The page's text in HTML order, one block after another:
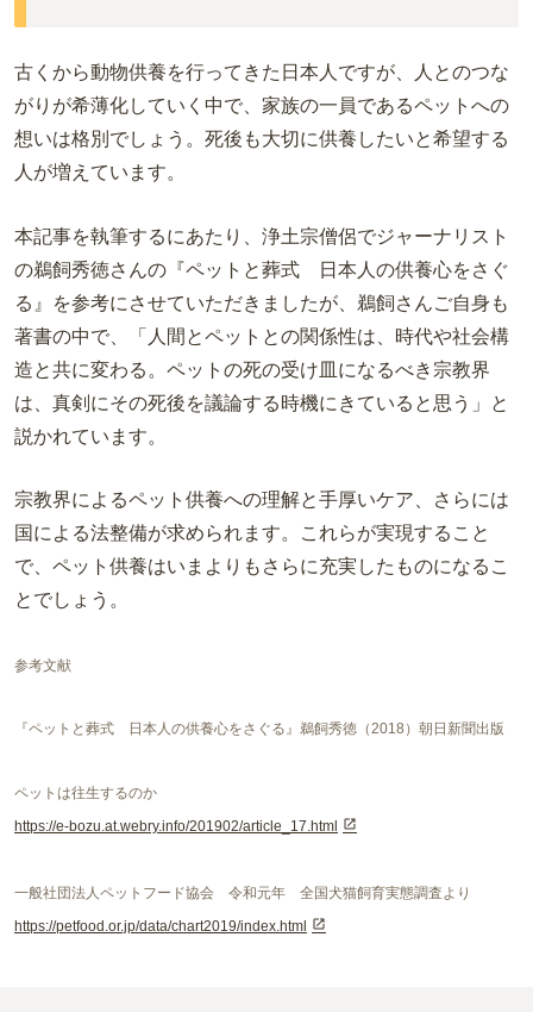
古くから動物供養を行ってきた日本人ですが、人とのつな
がりが希薄化していく中で、家族の一員であるペットへの
想いは格別でしょう。死後も大切に供養したいと希望する
人が増えています。
本記事を執筆するにあたり、浄土宗僧侶でジャーナリスト
の鵜飼秀徳さんの『ペットと葬式 日本人の供養心をさぐ
る』を参考にさせていただきましたが、鵜飼さんご自身も
著書の中で、「人間とペットとの関係性は、時代や社会構
造と共に変わる。ペットの死の受け皿になるべき宗教界
は、真剣にその死後を議論する時機にきていると思う」と
説かれています。
宗教界によるペット供養への理解と手厚いケア、さらには
国による法整備が求められます。これらが実現すること
で、ペット供養はいまよりもさらに充実したものになるこ
とでしょう。
参考文献
『ペットと葬式 日本人の供養心をさぐる』鵜飼秀徳（2018）朝日新聞出版
ペットは往生するのか
https://e-bozu.at.webry.info/201902/article_17.html
一般社団法人ペットフード協会 令和元年 全国犬猫飼育実態調査より
https://petfood.or.jp/data/chart2019/index.html